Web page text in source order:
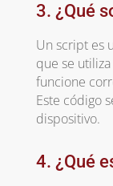
3. ¿Qué
Un script es
que se
funcione
Este código
dispositivo.
4. ¿Qué